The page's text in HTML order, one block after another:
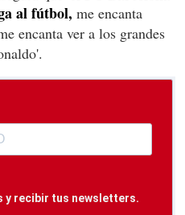
al fútbol, me encanta
encanta ver a los grandes
y recibir tus newsletters.